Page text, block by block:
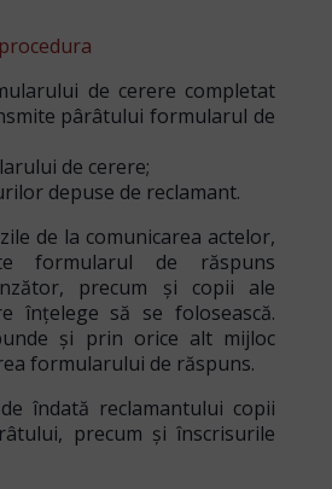
de cerere completat
pârâtuluiformularul de
de cerere;
depuse de reclamant.
de la comunicarea actelor,
formularul de răspuns
precum și copii ale
înțelege să se folosească.
și prin orice alt mijloc
formularului de răspuns.
îndată reclamantului copii
precum și înscrisurile